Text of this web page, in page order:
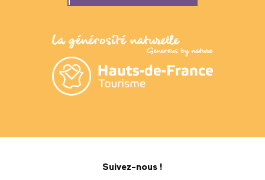
Suivez-nous !